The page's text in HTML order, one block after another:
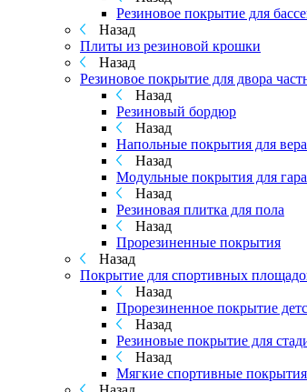
Резиновое покрытие для
Назад
Плиты из резиновой крошки
Назад
Резиновое покрытие для двора
Назад
Резиновый бордюр
Назад
Напольные покрытия для
Назад
Модульные покрытия для
Назад
Резиновая плитка для пола
Назад
Прорезиненные покрытия
Назад
Покрытие для спортивных
Назад
Прорезиненное покрытие
Назад
Резиновые покрытие для
Назад
Мягкие спортивные покрытия